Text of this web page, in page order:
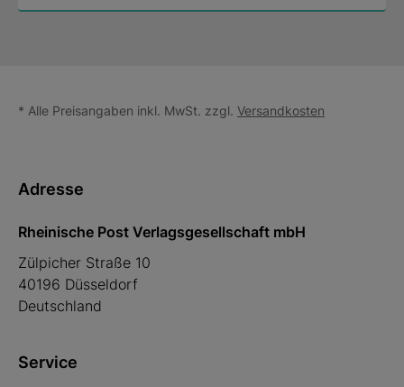
* Alle Preisangaben inkl. MwSt. zzgl. Versandkosten
Adresse
Rheinische Post Verlagsgesellschaft mbH
Zülpicher Straße 10
40196 Düsseldorf
Deutschland
Service